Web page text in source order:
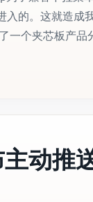
入的。这就造成
一个夹芯板产品
动推